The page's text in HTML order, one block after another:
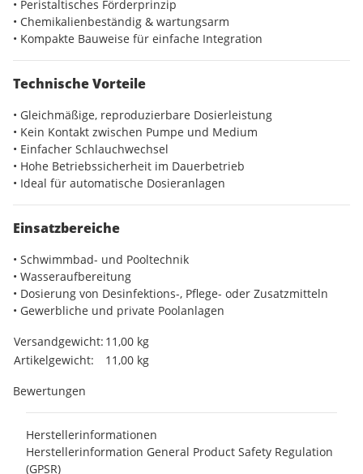
• Peristaltisches Förderprinzip
• Chemikalienbeständig & wartungsarm
• Kompakte Bauweise für einfache Integration
Technische Vorteile
• Gleichmäßige, reproduzierbare Dosierleistung
• Kein Kontakt zwischen Pumpe und Medium
• Einfacher Schlauchwechsel
• Hohe Betriebssicherheit im Dauerbetrieb
• Ideal für automatische Dosieranlagen
Einsatzbereiche
• Schwimmbad- und Pooltechnik
• Wasseraufbereitung
• Dosierung von Desinfektions-, Pflege- oder Zusatzmitteln
• Gewerbliche und private Poolanlagen
Produkteigenschaft
Wert
Versandgewicht: 11,00 kg
Artikelgewicht:
11,00 kg
Bewertungen
Herstellerinformationen
Herstellerinformation General Product Safety Regulation
(GPSR)